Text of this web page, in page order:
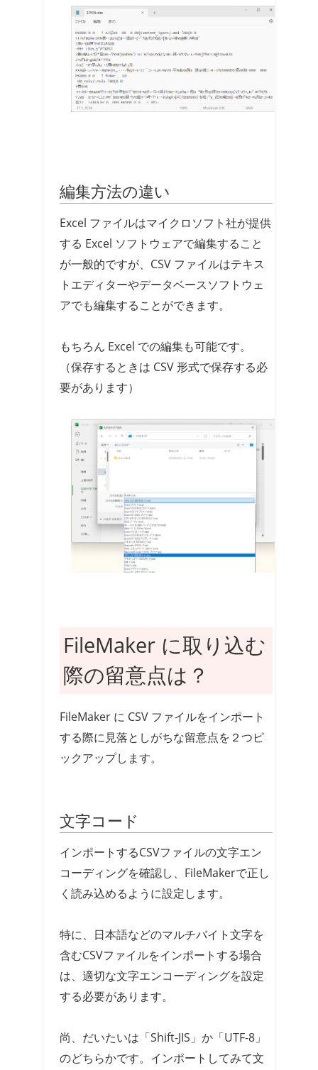
編集方法の違い
Excel ファイルはマイクロソフト社が提供
する Excel ソフトウェアで編集すること
が一般的ですが、CSV ファイルはテキス
トエディターやデータベースソフトウェ
アでも編集することができます。
もちろん Excel での編集も可能です。
（保存するときは CSV 形式で保存する必
要があります）
FileMaker に取り込む
際の留意点は？
FileMaker に CSV ファイルをインポート
する際に見落としがちな留意点を２つピ
ックアップします。
文字コード
インポートするCSVファイルの文字エン
コーディングを確認し、FileMakerで正し
く読み込めるように設定します。
特に、日本語などのマルチバイト文字を
含むCSVファイルをインポートする場合
は、適切な文字エンコーディングを設定
する必要があります。
尚、だいたいは「Shift-JIS」か「UTF-8」
のどちらかです。インポートしてみて文